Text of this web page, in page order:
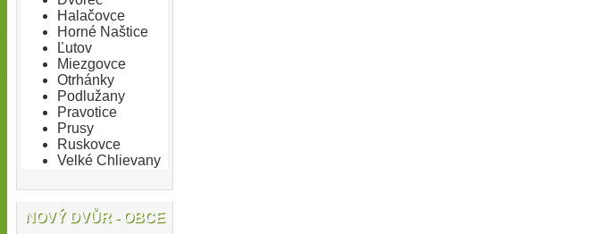
Halačovce
Horné Naštice
Ľutov
Miezgovce
Otrhánky
Podlužany
Pravotice
Prusy
Ruskovce
Velké Chlievany
NOVÝ DVŮR - OBCE